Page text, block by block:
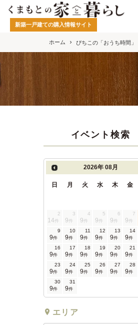
新築一戸建ての購入情報サイト
ホーム ぴちこの「おうち時間」
イベント検索
2026年 08月
日 月 火 水 木 金
2
14件
3
9件
4
9件
5
9件
6
9件
7
9件
9
9件
10
9件
11
9件
12
9件
13
9件
14
9件
16
9件
17
9件
18
9件
19
9件
20
9件
21
9件
23
9件
24
9件
25
9件
26
9件
27
9件
28
9件
30
9件
31
9件
エリア